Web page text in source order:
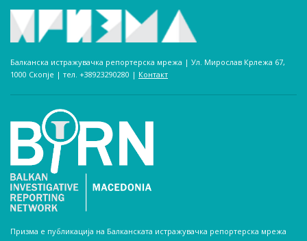
Балканска истражувачка репортерска мрежа | Ул. Мирослав Крлежа 67,
1000 Скопје | тел. +38923290280­ | Контакт
Призма е публикација на Балканската истражувачка репортерска мрежа